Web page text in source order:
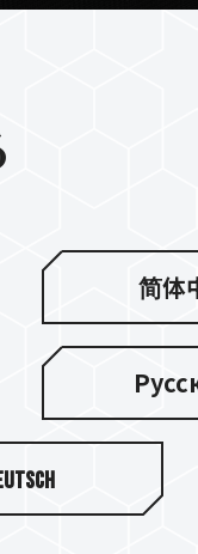
た工芸
観デザインはアルミ
で、外観、実用性、
简体